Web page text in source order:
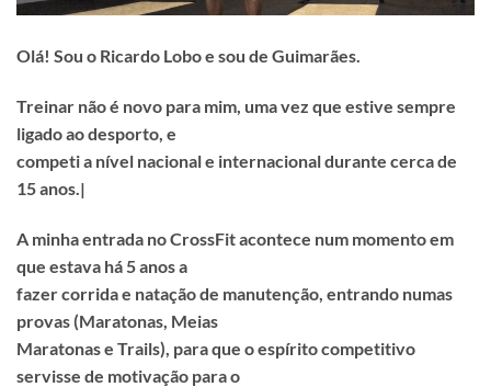
Olá! Sou o Ricardo Lobo e sou de Guimarães.
Treinar não é novo para mim, uma vez que estive sempre
ligado ao desporto, e
competi a nível nacional e internacional durante cerca de
15 anos.|
A minha entrada no CrossFit acontece num momento em
que estava há 5 anos a
fazer corrida e natação de manutenção, entrando numas
provas (Maratonas, Meias
Maratonas e Trails), para que o espírito competitivo
servisse de motivação para o